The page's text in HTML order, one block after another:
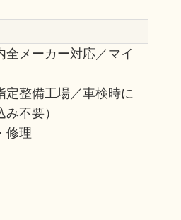
全メーカー対応／マイ
定整備工場／車検時に
不要）
修理